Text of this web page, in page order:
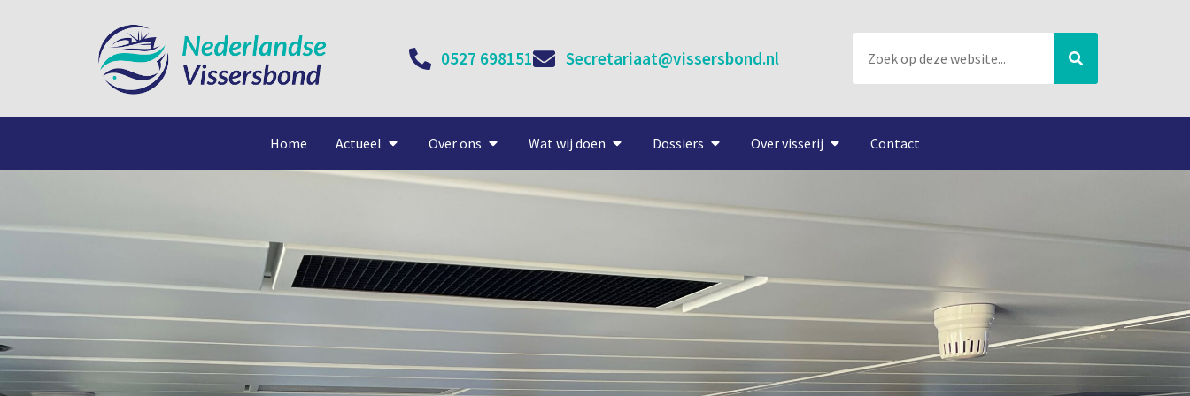
0527 698151 Secretariaat@vissersbond.nl
Home Actueel Over ons Wat wij doen Dossiers Over visserij Contact